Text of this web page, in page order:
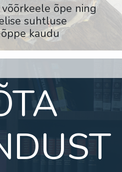
õpe ning
suhtluse
kaudu